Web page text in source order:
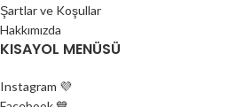
Şartlar ve Koşullar
Hakkımızda
KISAYOL MENÜSÜ
Instagram 💜